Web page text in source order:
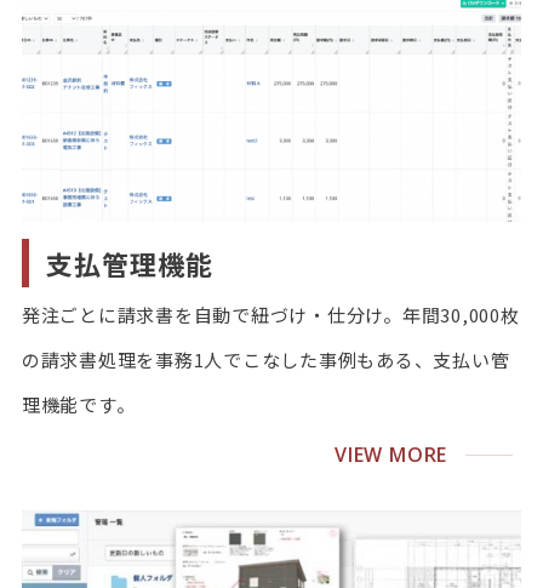
支払管理機能
発注ごとに請求書を自動で紐づけ・仕分け。年間30,000枚
の請求書処理を事務1人でこなした事例もある、支払い管
理機能です。
VIEW MORE